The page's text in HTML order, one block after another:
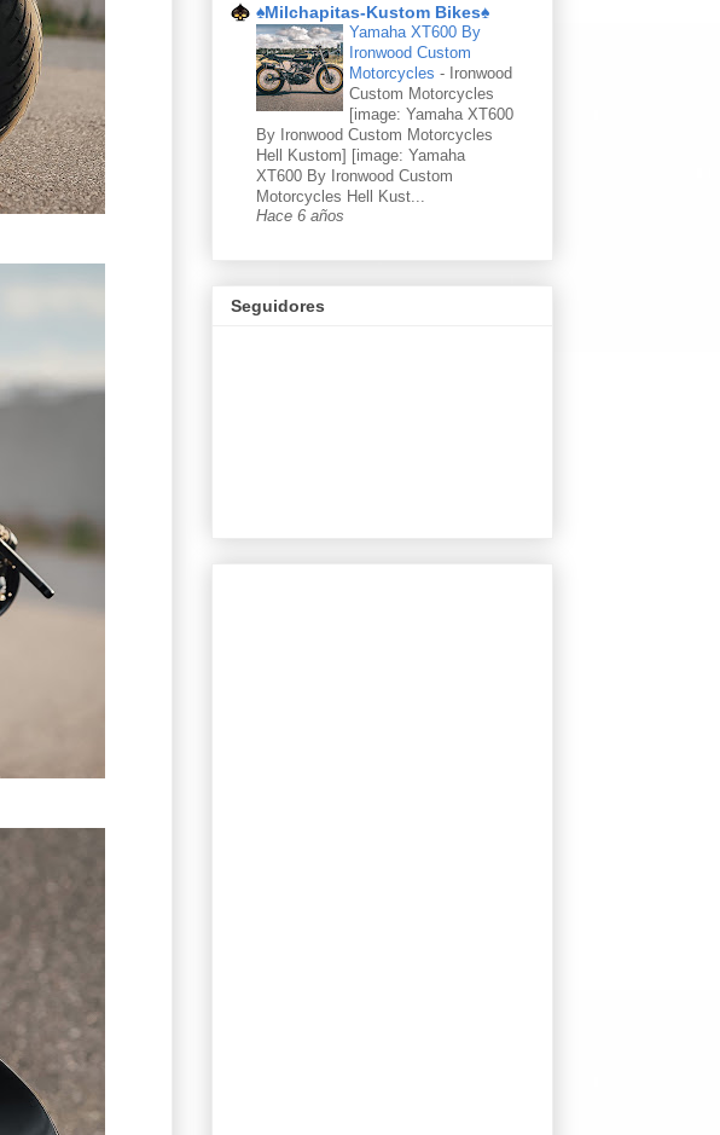
♠Milchapitas-Kustom Bikes♠
Yamaha XT600 By
Ironwood Custom
Motorcycles - Ironwood
Custom Motorcycles
[image: Yamaha XT600
By Ironwood Custom Motorcycles
Hell Kustom] [image: Yamaha
XT600 By Ironwood Custom
Motorcycles Hell Kust...
Hace 6 años
Seguidores